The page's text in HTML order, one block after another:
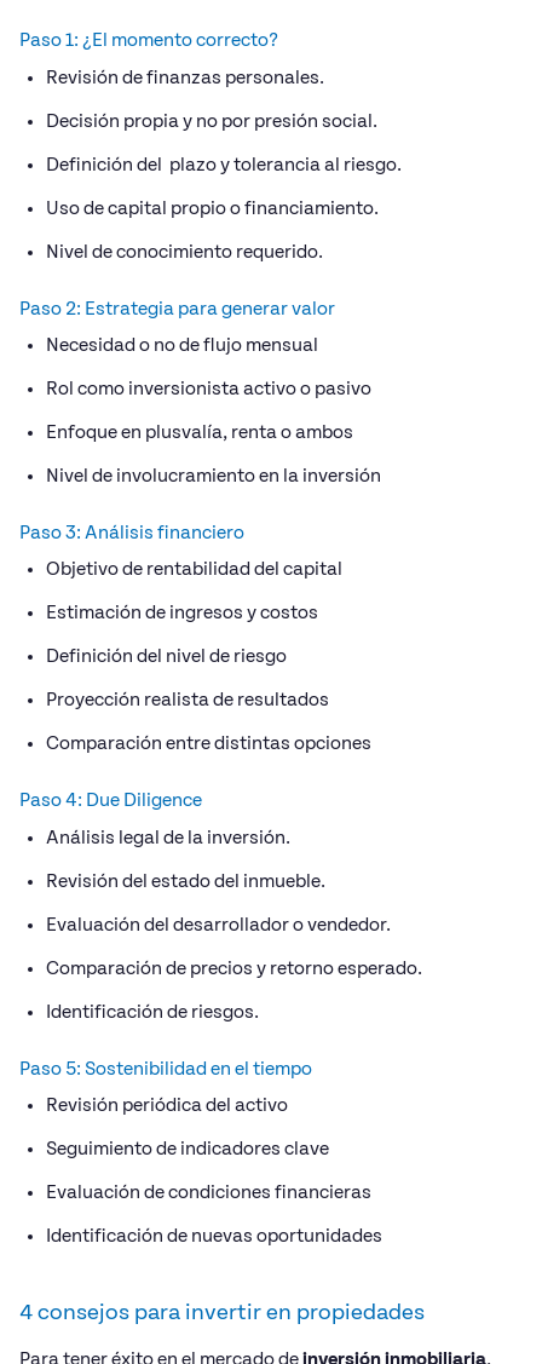
Paso 1: ¿El momento correcto?
Revisión de finanzas personales.
Decisión propia y no por presión social.
Definición del plazo y tolerancia al riesgo.
Uso de capital propio o financiamiento.
Nivel de conocimiento requerido.
Paso 2: Estrategia para generar valor
Necesidad o no de flujo mensual
Rol como inversionista activo o pasivo
Enfoque en plusvalía, renta o ambos
Nivel de involucramiento en la inversión
Paso 3: Análisis financiero
Objetivo de rentabilidad del capital
Estimación de ingresos y costos
Definición del nivel de riesgo
Proyección realista de resultados
Comparación entre distintas opciones
Paso 4: Due Diligence
Análisis legal de la inversión.
Revisión del estado del inmueble.
Evaluación del desarrollador o vendedor.
Comparación de precios y retorno esperado.
Identificación de riesgos.
Paso 5: Sostenibilidad en el tiempo
Revisión periódica del activo
Seguimiento de indicadores clave
Evaluación de condiciones financieras
Identificación de nuevas oportunidades
4 consejos para invertir en propiedades
Para tener éxito en el mercado deinversión inmobiliaria,